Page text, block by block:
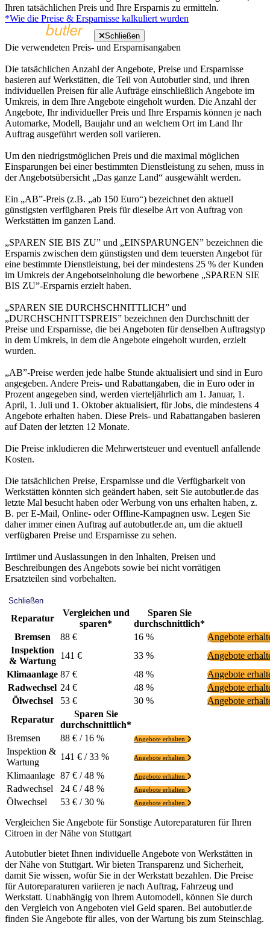
Ihren tatsächlichen Preis und Ihre Ersparnis zu ermitteln.
*Wie die Preise & Ersparnisse kalkuliert wurden
Schließen
Die verwendeten Preis- und Ersparnisangaben
Die tatsächlichen Anzahl der Angebote, Preise und Ersparnisse
basieren auf Werkstätten, die Teil von Autobutler sind, und ihren
individuellen Preisen für alle Aufträge einschließlich Angebote im
Umkreis, in dem Ihre Angebote eingeholt wurden. Die Anzahl der
Angebote, Ihr individueller Preis und Ihre Ersparnis können je nach
Automarke, Modell, Baujahr und an welchem Ort im Land Ihr
Auftrag ausgeführt werden soll variieren.
Um den niedrigstmöglichen Preis und die maximal möglichen
Einsparungen bei einer bestimmten Dienstleistung zu sehen, muss in
der Angebotsübersicht „Das ganze Land“ ausgewählt werden.
Ein „AB”-Preis (z.B. „ab 150 Euro“) bezeichnet den aktuell
günstigsten verfügbaren Preis für dieselbe Art von Auftrag von
Werkstätten im ganzen Land.
„SPAREN SIE BIS ZU” und „EINSPARUNGEN” bezeichnen die
Ersparnis zwischen dem günstigsten und dem teuersten Angebot für
eine bestimmte Dienstleistung, bei der mindestens 25 % der Kunden
im Umkreis der Angebotseinholung die beworbene „SPAREN SIE
BIS ZU”-Ersparnis erzielt haben.
„SPAREN SIE DURCHSCHNITTLICH” und
„DURCHSCHNITTSPREIS” bezeichnen den Durchschnitt der
Preise und Ersparnisse, die bei Angeboten für denselben Auftragstyp
in dem Umkreis, in dem die Angebote eingeholt wurden, erzielt
wurden.
„AB”-Preise werden jede halbe Stunde aktualisiert und sind in Euro
angegeben. Andere Preis- und Rabattangaben, die in Euro oder in
Prozent angegeben sind, werden vierteljährlich am 1. Januar, 1.
April, 1. Juli und 1. Oktober aktualisiert, für Jobs, die mindestens 4
Angebote erhalten haben. Diese Preis- und Rabattangaben basieren
auf Daten der letzten 12 Monate.
Die Preise inkludieren die Mehrwertsteuer und eventuell anfallende
Kosten.
Die tatsächlichen Preise, Ersparnisse und die Verfügbarkeit von
Werkstätten könnten sich geändert haben, seit Sie autobutler.de das
letzte Mal besucht haben oder Werbung von uns erhalten haben, z.
B. per E-Mail, Online- oder Offline-Kampagnen usw. Legen Sie
daher immer einen Auftrag auf autobutler.de an, um die aktuell
verfügbaren Preise und Ersparnisse zu sehen.
Irrtümer und Auslassungen in den Inhalten, Preisen und
Beschreibungen des Angebots sowie bei nicht vorrätigen
Ersatzteilen sind vorbehalten.
Schließen
Reparatur
Vergleichen und
sparen*
Sparen Sie
durchschnittlich*
Bremsen
88 € 16 %
Angebote
Inspektion
& Wartung
141 € 33 %
Angebote
Klimaanlage 87 € 48 %
Angebote
Radwechsel 24 € 48 %
Angebote
Ölwechsel
53 € 30 %
Angebote
Reparatur
Sparen Sie
durchschnittlich*
Bremsen
88 € / 16 % Angebote erhalten
Inspektion &
Wartung
141 € / 33 % Angebote erhalten
Klimaanlage 87 € / 48 % Angebote erhalten
Radwechsel 24 € / 48 % Angebote erhalten
Ölwechsel 53 € / 30 % Angebote erhalten
Vergleichen Sie Angebote für Sonstige Autoreparaturen für Ihren
Citroen in der Nähe von Stuttgart
Autobutler bietet Ihnen individuelle Angebote von Werkstätten in
der Nähe von Stuttgart. Wir bieten Transparenz und Sicherheit,
damit Sie wissen, wofür Sie in der Werkstatt bezahlen. Die Preise
für Autoreparaturen variieren je nach Auftrag, Fahrzeug und
Werkstatt. Unabhängig von Ihrem Automodell, können Sie durch
den Vergleich von Angeboten viel Geld sparen. Bei autobutler.de
finden Sie Angebote für alles, von der Wartung bis zum Steinschlag.